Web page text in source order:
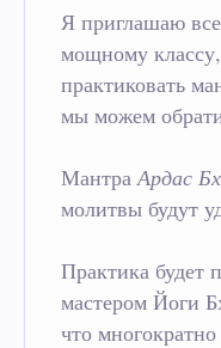
Я приглашаю
мощному
практиковать
мы можем
МантраАрдас
молитвы будут
Практика будет
мастером Йоги
что